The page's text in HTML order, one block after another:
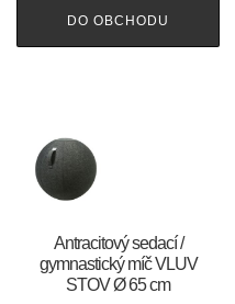
DO OBCHODU
Antracitový sedací /
gymnastický míč VLUV
STOV Ø 65 cm